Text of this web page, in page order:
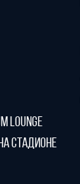
LOUNGE
СТАДИОНЕ